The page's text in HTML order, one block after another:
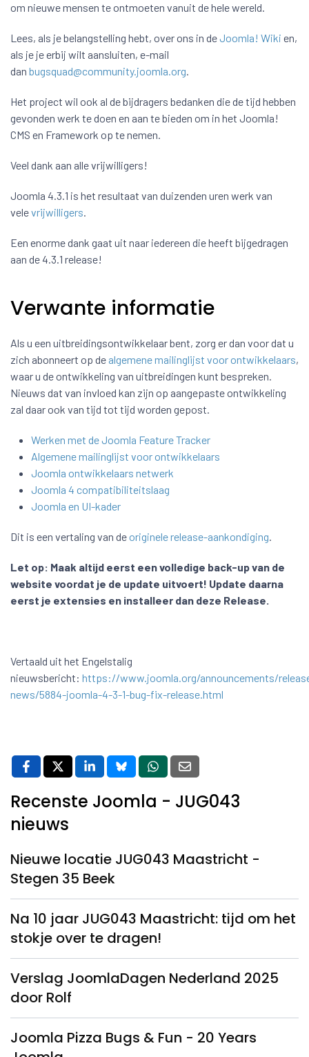
om nieuwe mensen te ontmoeten vanuit de hele wereld.
Lees, als je belangstelling hebt, over ons in deJoomla! Wiki en,
als je je erbij wilt aansluiten, e-mail
dan bugsquad@community.joomla.org.
Het project wil ook al de bijdragers bedanken die de tijd hebben
gevonden werk te doen en aan te bieden om in het Joomla!
CMS en Framework op te nemen.
Veel dank aan alle vrijwilligers!
Joomla 4.3.1 is het resultaat van duizenden uren werk van
velevrijwilligers.
Een enorme dank gaat uit naar iedereen die heeft bijgedragen
aan de 4.3.1 release!
Verwante informatie
Als u een uitbreidingsontwikkelaar bent, zorg er dan voor dat u
zich abonneert op de algemene mailinglijst voor ontwikkelaars,
waar u de ontwikkeling van uitbreidingen kunt bespreken.
Nieuws dat van invloed kan zijn op aangepaste ontwikkeling
zal daar ook van tijd tot tijd worden gepost.
Werken met de Joomla Feature Tracker
Algemene mailinglijst voor ontwikkelaars
Joomla ontwikkelaars netwerk
Joomla 4 compatibiliteitslaag
Joomla en UI-kader
Dit is een vertaling van deoriginele release-aankondiging.
Let op: Maak altijd eerst een volledige back-up van de
website voordat je de update uitvoert! Update daarna
eerst je extensies en installeer dan deze Release.
Vertaald uit het Engelstalig
nieuwsbericht: https://www.joomla.org/announcements/
news/5884-joomla-4-3-1-bug-fix-release.html
Recenste Joomla - JUG043
nieuws
Nieuwe locatie JUG043 Maastricht -
Stegen 35 Beek
Na 10 jaar JUG043 Maastricht: tijd om het
stokje over te dragen!
Verslag JoomlaDagen Nederland 2025
door Rolf
Joomla Pizza Bugs & Fun - 20 Years